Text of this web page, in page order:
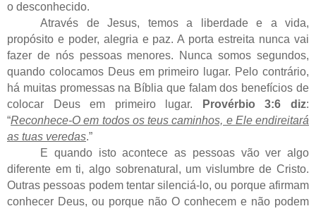
o desconhecido.
Através de Jesus, temos a liberdade e a vida,
propósito e poder, alegria e paz. A porta estreita nunca vai
fazer de nós pessoas menores. Nunca somos segundos,
quando colocamos Deus em primeiro lugar. Pelo contrário,
há muitas promessas na Bíblia que falam dos benefícios de
colocar Deus em primeiro lugar.
Provérbio 3:6 diz:
“Reconhece-O em todos os teus caminhos, e Ele endireitará
as tuas veredas.”
E quando isto acontece as pessoas vão ver algo
diferente em ti, algo sobrenatural, um vislumbre de Cristo.
Outras pessoas podem tentar silenciá-lo, ou porque afirmam
conhecer Deus, ou porque não O conhecem e não podem